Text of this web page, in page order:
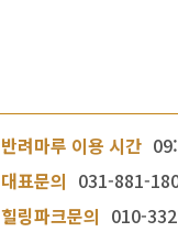
반려마루 이용 시간
대표문의 031-881-
힐링파크문의 010-